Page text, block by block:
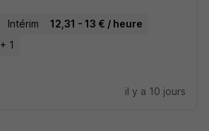
Intérim
12,31 - 13 € / heure
+ 1
il y a 10 jours